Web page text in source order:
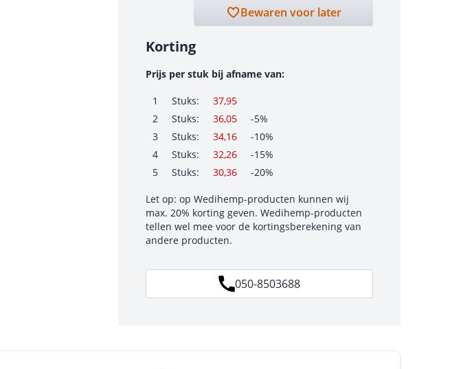
Bewaren voor later
Korting
Prijs per stuk bij afname van:
1 Stuks:
37,95
2
Stuks: 36,05
-5%
3
Stuks: 34,16
-10%
4
Stuks: 32,26
-15%
5
Stuks: 30,36 -20%
Let op: op Wedihemp-producten kunnen wij
max. 20% korting geven. Wedihemp-producten
tellen wel mee voor de kortingsberekening van
andere producten.
050-8503688